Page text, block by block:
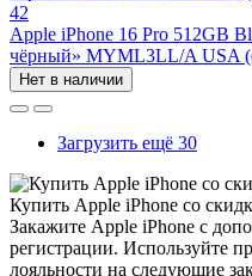
42
Apple iPhone 16 Pro 512GB
чёрный» MYML3LL/A USA
Нет в наличии
Загрузить ещё 30
Купить Apple iPhone со
Закажите Apple iPhone с
регистрации. Используйте
лояльности на следующие